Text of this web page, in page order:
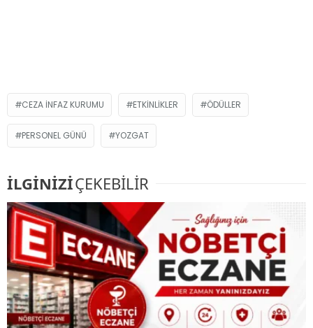
CEZA INFAZ KURUMU ETKINLIKLER ÖDÜLLER
PERSONEL GÜNÜ YOZGAT
İLGİNİZİÇEKEBİLİR